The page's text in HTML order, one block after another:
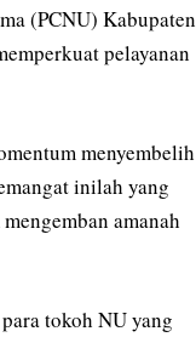
(PCNU) Kabupaten
pelayanan
menyembelih
inilah yang
amanah
tokoh NU yang